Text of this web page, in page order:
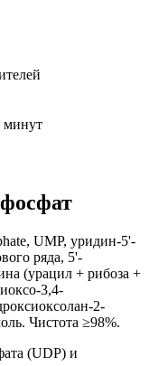
минут
UMP, уридин-5'-
ряда, 5'-
(урацил + рибоза +
3,4-
2-
Чистота ≥98%.
(UDP) и